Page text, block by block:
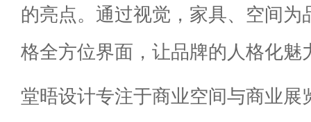
的亮点。通过视觉，家具、空间为
格全方位界面，让品牌的人格化魅
堂晤设计专注于商业空间与商业展